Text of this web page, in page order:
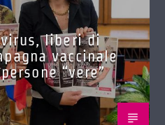
liberi di
vaccinale
“vere”